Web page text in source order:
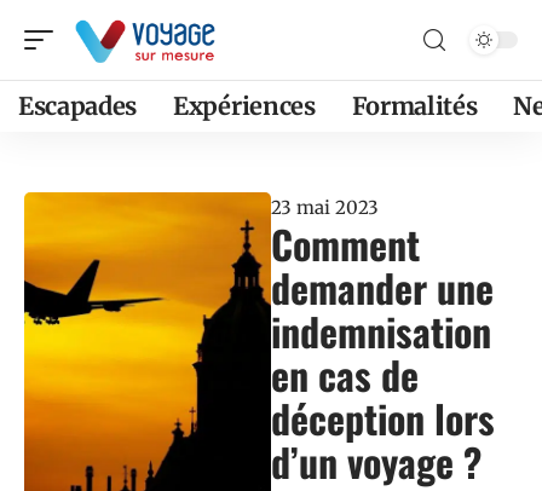
Escapades Expériences Formalités
23 mai 2023
Comment
demander une
indemnisation
en cas de
déception lors
d’un voyage ?